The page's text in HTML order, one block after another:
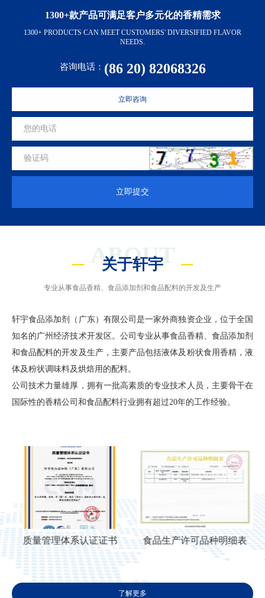
1300+款产品可满足客户多元化的香精需求
1300+ PRODUCTS CAN MEET CUSTOMERS' DIVERSIFIED FLAVOR
NEEDS.
咨询电话： (86 20) 82068326
立即咨询
立即提交
ABOUT
关于轩宇
专业从事食品香精、食品添加剂和食品配料的开发及生产
轩宇食品添加剂（广东）有限公司是一家外商独资企业，位于全国
知名的广州经济技术开发区。公司专业从事食品香精、食品添加剂
和食品配料的开发及生产，主要产品包括液体及粉状食用香精，液
体及粉状调味料及烘焙用的配料。
公司技术力量雄厚，拥有一批高素质的专业技术人员，主要骨干在
国际性的香精公司和食品配料行业拥有超过20年的工作经验。
质量管理体系认证证书 食品生产许可品种明细表
了解更多